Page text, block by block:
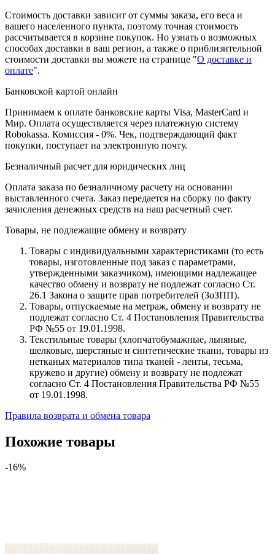
Стоимость доставки зависит от суммы заказа, его веса и
вашего населенного пункта, поэтому точная стоимость
рассчитывается в корзине покупок. Но узнать о возможных
способах доставки в ваш регион, а также о приблизительной
стоимости доставки вы можете на странице "О доставке и
оплате".
Банковской картой онлайн
Принимаем к оплате банковские карты Visa, MasterCard и
Мир. Оплата осуществляется через платежную систему
Robokassa. Комиссия - 0%. Чек, подтверждающий факт
покупки, поступает на электронную почту.
Безналичный расчет для юридических лиц
Оплата заказа по безналичному расчету на основании
выставленного счета. Заказ передается на сборку по факту
зачисления денежных средств на наш расчетный счет.
Товары, не подлежащие обмену и возврату
Товары с индивидуальными характеристиками (то есть
товары, изготовленные под заказ с параметрами,
утвержденными заказчиком), имеющими надлежащее
качество обмену и возврату не подлежат согласно Ст.
26.1 Закона о защите прав потребителей (ЗоЗПП).
Товары, отпускаемые на метраж, обмену и возврату не
подлежат согласно Ст. 4 Постановления Правительства
РФ №55 от 19.01.1998.
Текстильные товары (хлопчатобумажные, льняные,
шелковые, шерстяные и синтетические ткани, товары из
нетканых материалов типа тканей - ленты, тесьма,
кружево и другие) обмену и возврату не подлежат
согласно Ст. 4 Постановления Правительства РФ №55
от 19.01.1998.
Правила возврата и обмена товара
Похожие товары
-16%